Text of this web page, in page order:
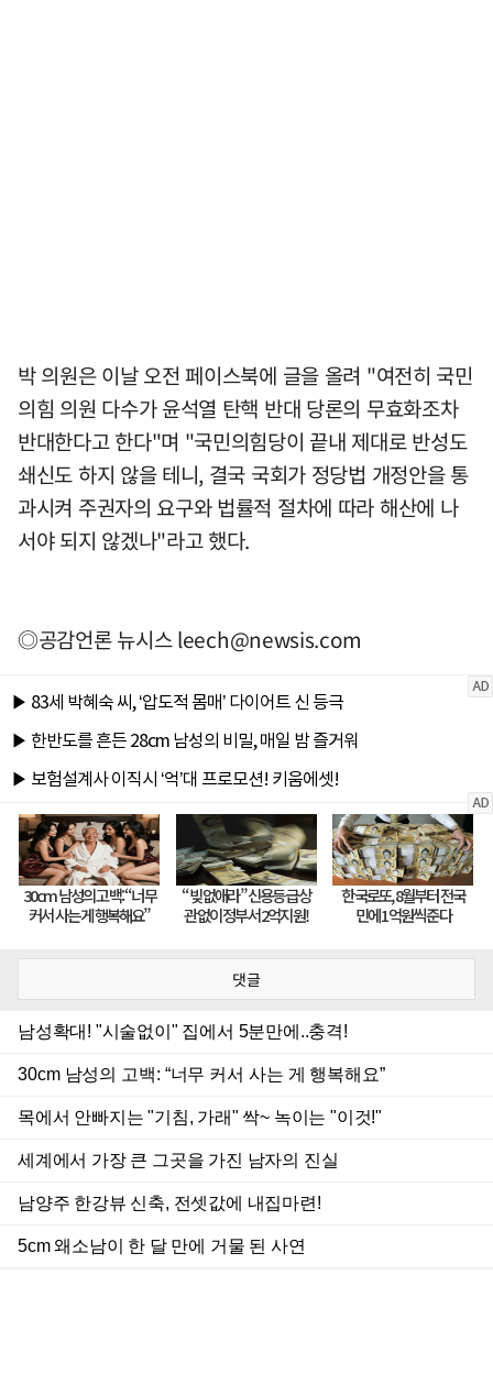
박 의원은 이날 오전 페이스북에 글을 올려 "여전히 국민
의힘 의원 다수가 윤석열 탄핵 반대 당론의 무효화조차
반대한다고 한다"며 "국민의힘당이 끝내 제대로 반성도
쇄신도 하지 않을 테니, 결국 국회가 정당법 개정안을 통
과시켜 주권자의 요구와 법률적 절차에 따라 해산에 나
서야 되지 않겠나"라고 했다.
◎공감언론 뉴시스leech@newsis.com
댓글